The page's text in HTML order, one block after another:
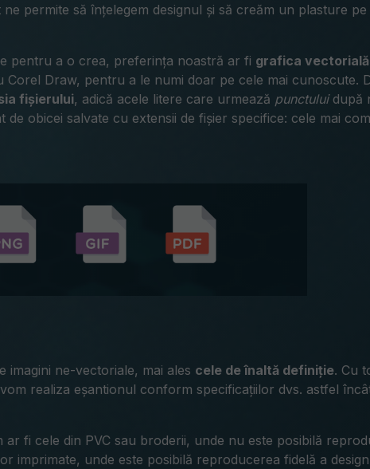
permite să înțelegem designul și să creăm un plasture
pentru a o crea, preferința noastră ar fi grafica vectorială
Draw, pentru a le numi doar pe cele mai cunoscute.
fișierului, adică acele litere care urmează punctuluidupă
obicei salvate cu extensii de fișier specifice: cele mai
imagini ne-vectoriale, mai ales cele de înaltă definiție. Cu
realiza eșantionul conform specificațiilor dvs. astfel
fi cele din PVC sau broderii, unde nu este posibilă
imprimate, unde este posibilă reproducerea fidelă a